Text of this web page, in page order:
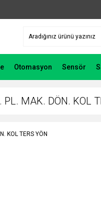
Otomasyon Sensör
MAK. DÖN. KOL